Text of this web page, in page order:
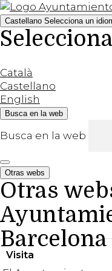
Castellano Selecciona un
Català
Castellano
English
Busca en la web
Busca en la web
Otras webs
Otras
Barcelona
Visita